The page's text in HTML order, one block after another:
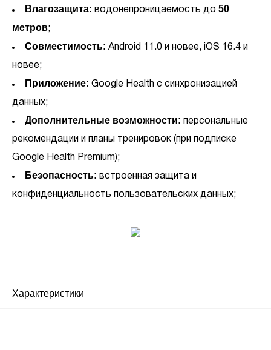
Влагозащита: водонепроницаемость до 50
метров;
Совместимость: Android 11.0 и новее, iOS 16.4 и
новее;
Приложение: Google Health с синхронизацией
данных;
Дополнительные возможности: персональные
рекомендации и планы тренировок (при подписке
Google Health Premium);
Безопасность: встроенная защита и
конфиденциальность пользовательских данных;
Характеристики